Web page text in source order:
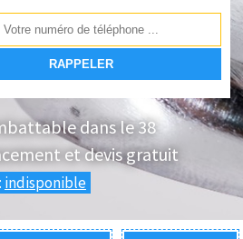
dans le 38
et devis gratuit
indisponible